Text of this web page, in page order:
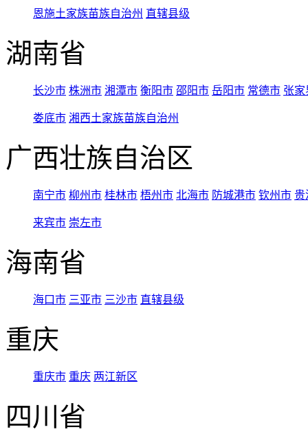
恩施土家族苗族自治州 直辖县级
湖南省
长沙市 株洲市 湘潭市 衡阳市 邵阳市 岳阳市 常德市 张家
娄底市 湘西土家族苗族自治州
广西壮族自治区
南宁市 柳州市 桂林市 梧州市 北海市 防城港市 钦州市 贵
来宾市 崇左市
海南省
海口市 三亚市 三沙市 直辖县级
重庆
重庆市 重庆 两江新区
四川省